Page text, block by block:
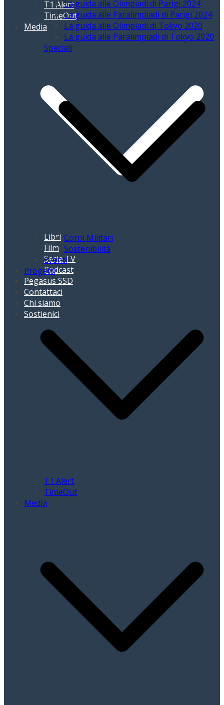
T1 Alert
TimeOut
Media
Libri
Film
Serie TV
Podcast
Pegasus SSD
Contattaci
Chi siamo
Sostienici
La guida alle Olimpiadi di Parigi 2024
La guida alle Paralimpiadi di Parigi 2024
La guida alle Olimpiadi di Tokyo 2020
La guida alle Paralimpiadi di Tokyo 2020
Speciali
Corpi Militari
Sostenibilità
Eventi
Progetti
T1 Alert
TimeOut
Media